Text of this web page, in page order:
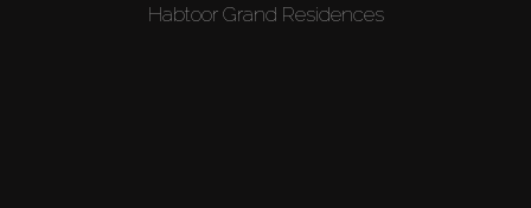
Habtoor Grand Residences